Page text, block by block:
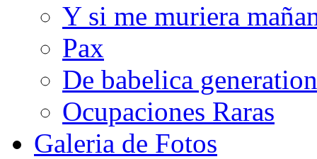
Y si me muriera
Pax
De babelica
Ocupaciones Raras
Galeria de Fotos